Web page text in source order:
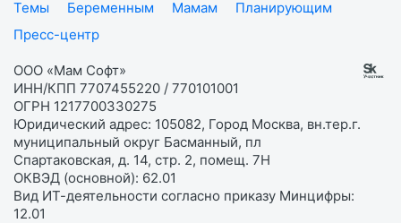
Темы
Беременным Мамам
Планирующим
Пресс-центр
ООО «Мам Софт»
ИНН/КПП 7707455220 / 770101001
ОГРН 1217700330275
Юридический адрес: 105082, Город Москва, вн.тер.г.
муниципальный округ Басманный, пл
Спартаковская, д. 14, стр. 2, помещ. 7Н
ОКВЭД (основной): 62.01
Вид ИТ-деятельности согласно приказу Минцифры:
12.01